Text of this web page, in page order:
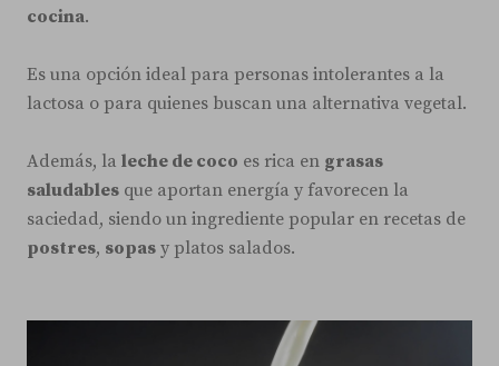
cocina.
Es una opción ideal para personas intolerantes a la
lactosa o para quienes buscan una alternativa vegetal.
Además, la leche de coco es rica en grasas
saludables que aportan energía y favorecen la
saciedad, siendo un ingrediente popular en recetas de
postres, sopas y platos salados.